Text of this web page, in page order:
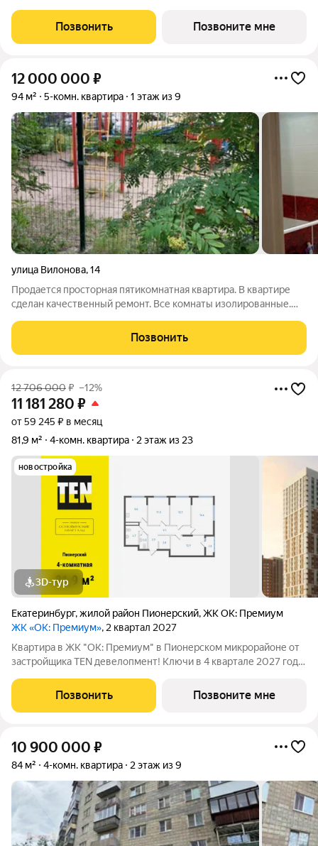
локацию Основинского парка, включающего 5 домов высотой
от 14 до 31 этажей.
Позвонить Позвоните мне
12 000 000 ₽
94 м² 5-комн. квартира 1 этаж из 9
улица Вилонова,14
Продается просторная пятикомнатная квартира. В квартире
сделан качественный ремонт. Все комнаты изолированные.
гарнитур со встроенной техникой, мебель по согласованию.
Чистый подъезд. ТСЖ в нашем
Позвонить
12 706 000₽ –12%
11 181 280 ₽
от 59 245 ₽ в месяц
81,9 м²
4-комн. квартира 2 этаж из 23
новостройка
3D-тур
Екатеринбург,жилой район Пионерский,ЖК ОК: Премиум
ЖК «ОК: Премиум», 2 квартал 2027
Квартира в ЖК "ОК: Премиум" в Пионерском микрорайоне от
застройщика TEN девелопмент! Ключи в 4 квартале 2027 года.
локацию Основинского парка, включающего 5 домов высотой
от 14 до 31 этажей.
Позвонить Позвоните мне
10 900 000 ₽
84 м² 4-комн. квартира 2 этаж из 9